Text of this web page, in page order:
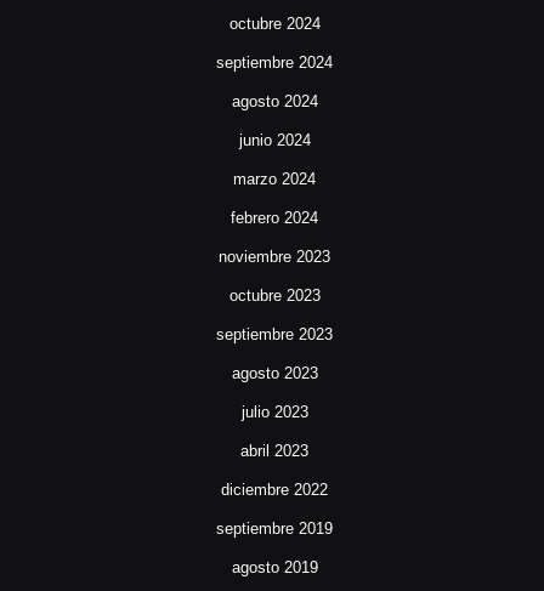
octubre 2024
septiembre 2024
agosto 2024
junio 2024
marzo 2024
febrero 2024
noviembre 2023
octubre 2023
septiembre 2023
agosto 2023
julio 2023
abril 2023
diciembre 2022
septiembre 2019
agosto 2019